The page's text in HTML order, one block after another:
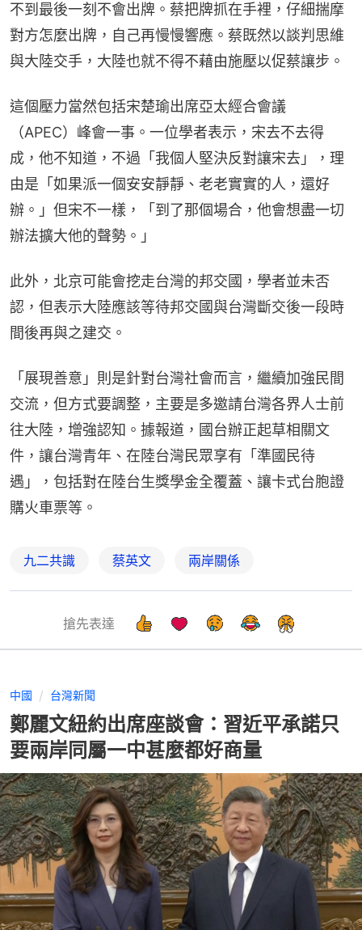
不到最後一刻不會出牌。蔡把牌抓在手裡，仔細揣摩
對方怎麼出牌，自己再慢慢響應。蔡既然以談判思維
與大陸交手，大陸也就不得不藉由施壓以促蔡讓步。
這個壓力當然包括宋楚瑜出席亞太經合會議
（APEC）峰會一事。一位學者表示，宋去不去得
成，他不知道，不過「我個人堅決反對讓宋去」，理
由是「如果派一個安安靜靜、老老實實的人，還好
辦。」但宋不一樣，「到了那個場合，他會想盡一切
辦法擴大他的聲勢。」
此外，北京可能會挖走台灣的邦交國，學者並未否
認，但表示大陸應該等待邦交國與台灣斷交後一段時
間後再與之建交。
「展現善意」則是針對台灣社會而言，繼續加強民間
交流，但方式要調整，主要是多邀請台灣各界人士前
往大陸，增強認知。據報道，國台辦正起草相關文
件，讓台灣青年、在陸台灣民眾享有「準國民待
遇」，包括對在陸台生獎學金全覆蓋、讓卡式台胞證
購火車票等。
九二共識 蔡英文 兩岸關係
搶先表達
中國 台灣新聞
鄭麗文紐約出席座談會：習近平承諾只
要兩岸同屬一中甚麼都好商量